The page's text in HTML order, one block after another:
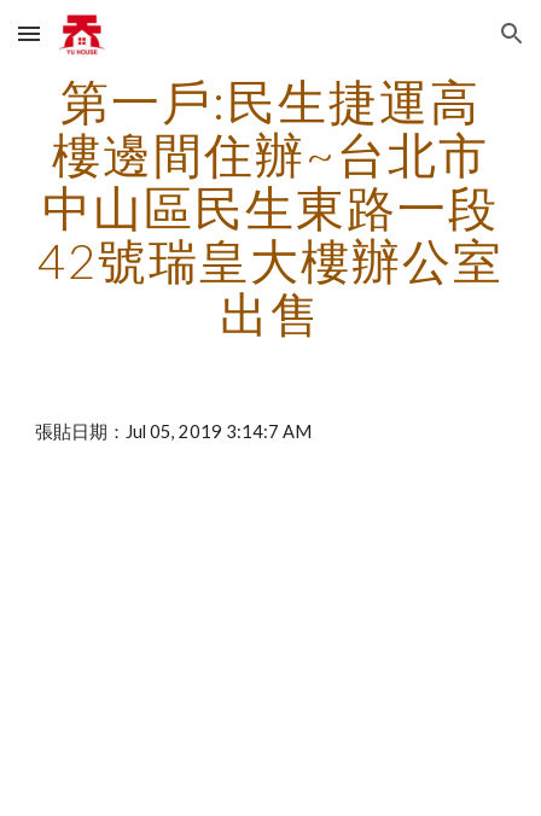
Skip to main content Skip to navigation
第一戶:民生捷運高
樓邊間住辦~台北市
中山區民生東路一段
42號瑞皇大樓辦公室
出售
張貼日期：Jul 05, 2019 3:14:7 AM